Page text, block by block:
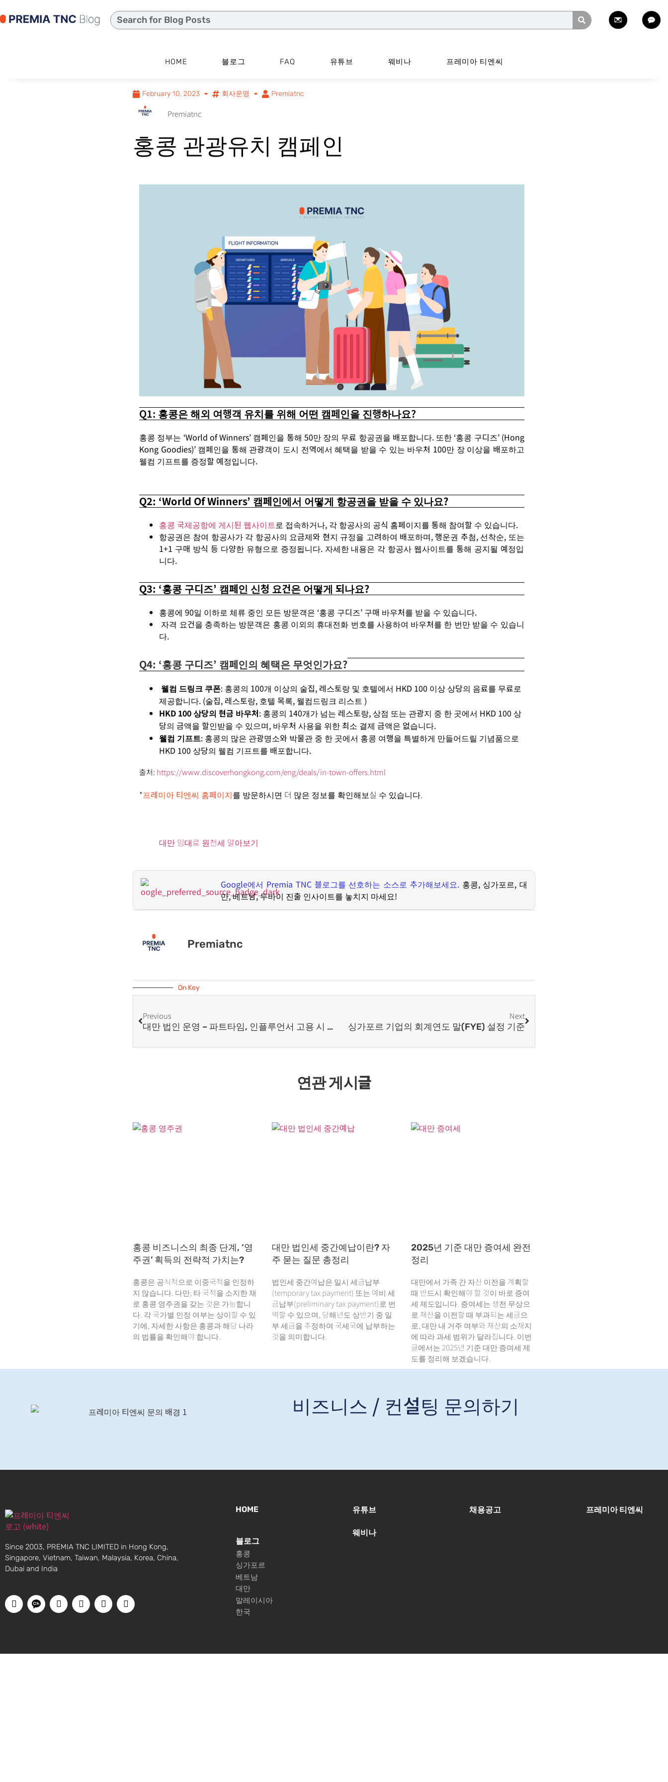
HOME 블로그 FAQ 유튜브 웨비나 프레미아 티엔씨
February 10, 2023 회사운영 Premiatnc
Premiatnc
홍콩 관광유치 캠페인
Q1: 홍콩은 해외 여행객 유치를 위해 어떤 캠페인을 진행하나요?
홍콩 정부는 ‘World of Winners’ 캠페인을 통해 50만 장의 무료 항공권을 배포합니다. 또한 ‘홍콩 구디즈’ (Hong
Kong Goodies)’ 캠페인을 통해 관광객이 도시 전역에서 혜택을 받을 수 있는 바우처 100만 장 이상을 배포하고
웰컴 기프트를 증정할 예정입니다.
Q2: ‘World Of Winners’ 캠페인에서 어떻게 항공권을 받을 수 있나요?
홍콩 국제공항에 게시된 웹사이트로 접속하거나, 각 항공사의 공식 홈페이지를 통해 참여할 수 있습니다.
항공권은 참여 항공사가 각 항공사의 요금제와 현지 규정을 고려하여 배포하며,행운권 추첨, 선착순, 또는
1+1 구매 방식 등 다양한 유형으로 증정됩니다. 자세한 내용은 각 항공사 웹사이트를 통해 공지될 예정입
니다.
Q3: ‘홍콩 구디즈’ 캠페인 신청 요건은 어떻게 되나요?
홍콩에 90일 이하로 체류 중인 모든 방문객은 ‘홍콩 구디즈’ 구매 바우처를 받을 수 있습니다.
자격 요건을 충족하는 방문객은 홍콩 이외의 휴대전화 번호를 사용하여 바우처를 한 번만 받을 수 있습니
다.
Q4: ‘홍콩 구디즈’ 캠페인의 혜택은 무엇인가요?
웰컴 드링크 쿠폰: 홍콩의 100개 이상의 술집, 레스토랑 및 호텔에서 HKD 100 이상상당의 음료를 무료로
제공합니다. (술집, 레스토랑, 호텔 목록, 웰컴드링크 리스트 )
HKD 100상당의 현금 바우처: 홍콩의 140개가 넘는 레스토랑,상점 또는 관광지 중 한 곳에서 HKD 100상
당의 금액을 할인받을 수 있으며, 바우처 사용을 위한 최소 결제 금액은 없습니다.
웰컴 기프트: 홍콩의 많은 관광명소와 박물관 중 한 곳에서 홍콩 여행을 특별하게 만들어드릴 기념품으로
HKD 100상당의 웰컴 기프트를 배포합니다.
출처: https://www.discoverhongkong.com/eng/deals/in-town-offers.html
*프레미아 티엔씨 홈페이지를 방문하시면 더 많은 정보를 확인해보실 수 있습니다.
대만 임대료 원천세 알아보기
Google에서 Premia TNC 블로그를 선호하는 소스로 추가해보세요. 홍콩, 싱가포르,대
만,베트남,두바이 진출 인사이트를 놓치지 마세요!
Premiatnc
On Key
Previous
대만 법인 운영 – 파트타임, 인플루언서 고용 시 급여 지급 방법
Next
싱가포르 기업의 회계연도 말(FYE) 설정 기준
연관 게시글
홍콩 비즈니스의 최종 단계, ‘영
주권’ 획득의 전략적 가치는?
홍콩은 공식적으로 이중국적을 인정하
지 않습니다. 다만, 타 국적을 소지한 채
로 홍콩 영주권을 갖는 것은 가능합니
다. 각 국가별 인정 여부는 상이할 수 있
기에, 자세한 사항은 홍콩과 해당 나라
의 법률을 확인해야 합니다.
대만 법인세 중간예납이란? 자
주 묻는 질문 총정리
법인세 중간예납은 일시 세금납부
(temporary tax payment) 또는 예비 세
금납부(preliminary tax payment)로 번
역할 수 있으며, 당해년도 상반기 중 일
부 세금을 추정하여 국세국에 납부하는
것을 의미합니다.
2025년 기준 대만 증여세 완전
정리
대만에서 가족 간 자산 이전을 계획할
때 반드시 확인해야 할 것이 바로 증여
세 제도입니다. 증여세는 생전 무상으
로 재산을 이전할 때 부과되는 세금으
로, 대만 내 거주 여부와 재산의 소재지
에 따라 과세 범위가 달라집니다. 이번
글에서는 2025년 기준 대만 증여세 제
도를 정리해 보겠습니다.
비즈니스 / 컨설팅 문의하기
Since 2003, PREMIA TNC LIMITED in Hong Kong,
Singapore, Vietnam, Taiwan, Malaysia, Korea, China,
Dubai and India
HOME
블로그
홍콩
싱가포르
베트남
대만
말레이시아
한국
유튜브
웨비나
채용공고 프레미아 티엔씨